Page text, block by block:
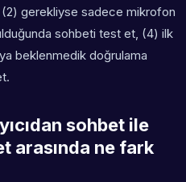
gerekliyse sadece mikrofon
sohbeti test et, (4) ilk
beklenmedik doğrulama
sohbet ile
arasında ne fark